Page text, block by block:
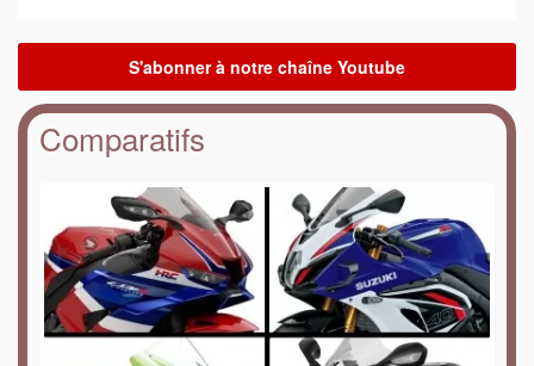
Comparatifs